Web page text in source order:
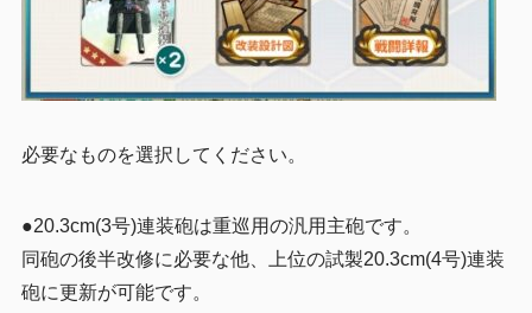
必要なものを選択してください。
●20.3cm(3号)連装砲は重巡用の汎用主砲です。
同砲の後半改修に必要な他、上位の試製20.3cm(4号)連装
砲に更新が可能です。